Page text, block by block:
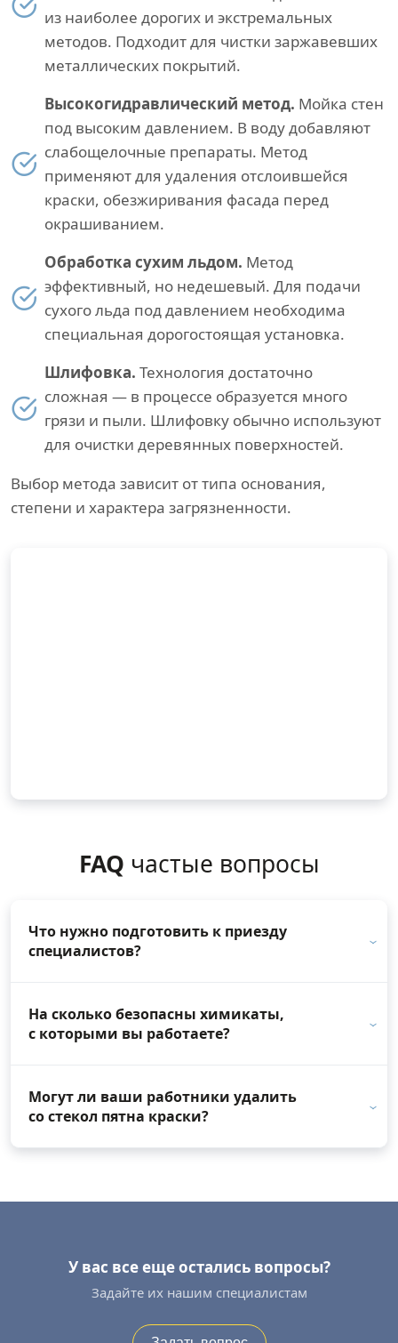
из наиболее дорогих и экстремальных
методов. Подходит для чистки заржавевших
металлических покрытий.
Высокогидравлический метод. Мойка стен
под высоким давлением. В воду добавляют
слабощелочные препараты. Метод
применяют для удаления отслоившейся
краски, обезжиривания фасада перед
окрашиванием.
Обработка сухим льдом. Метод
эффективный, но недешевый. Для подачи
сухого льда под давлением необходима
специальная дорогостоящая установка.
Шлифовка. Технология достаточно
сложная — в процессе образуется много
грязи и пыли. Шлифовку обычно используют
для очистки деревянных поверхностей.
Выбор метода зависит от типа основания,
степени и характера загрязненности.
FAQ частые вопросы
Что нужно подготовить к приезду
специалистов?
На сколько безопасны химикаты,
с которыми вы работаете?
Могут ли ваши работники удалить
со стекол пятна краски?
У вас все еще остались вопросы?
Задайте их нашим специалистам